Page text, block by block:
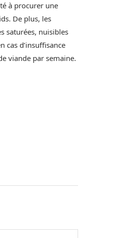
à procurer une
De plus, les
saturées, nuisibles
cas d’insuffisance
viande par semaine.